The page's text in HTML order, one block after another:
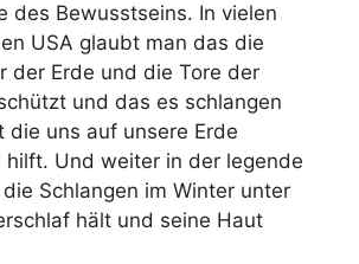
des Bewusstseins. In vielen
USA glaubt man das die
der Erde und die Tore der
und das es schlangen
die uns auf unsere Erde
Und weiter in der legende
Schlangen im Winter unter
hält und seine Haut